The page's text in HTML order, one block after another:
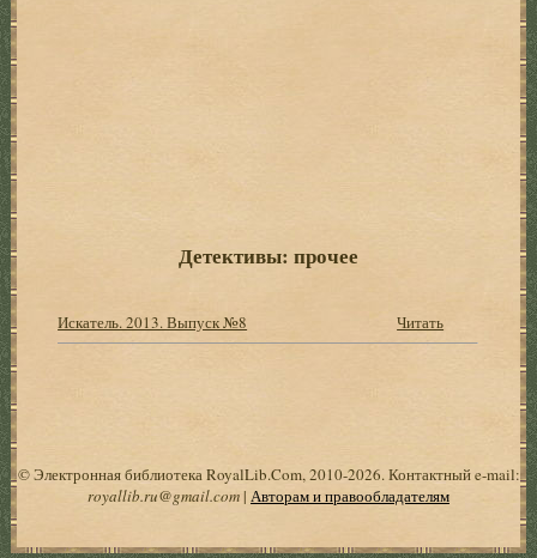
Детективы: прочее
Искатель. 2013. Выпуск №8 Читать
© Электронная библиотека RoyalLib.Com, 2010-2026. Контактный e-mail:
royallib.ru@gmail.com| Авторам и правообладателям